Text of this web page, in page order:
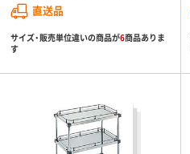
直送品
サイズ・販売単位違いの商品が6商品ありま
す